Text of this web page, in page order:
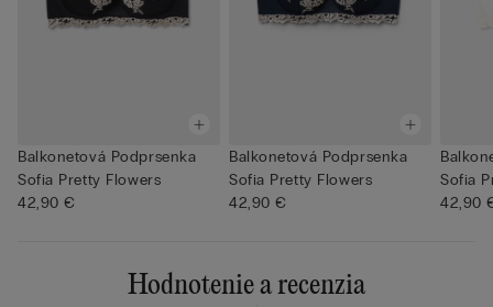
Balkonetová Podprsenka
Sofia Pretty Flowers
42,90 €
Balkonetová Podprsenka
Sofia Pretty Flowers
42,90 €
Sofia
42,90
Hodnotenie a recenzia